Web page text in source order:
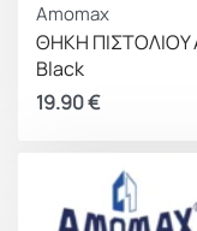
Amomax
ΘΗΚΗ ΠΙΣΤΟΛΙΟΥ
Black
19.90€